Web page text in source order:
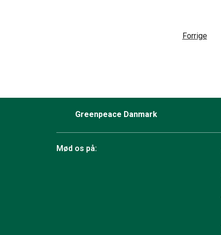
Forrige
Greenpeace Danmark
Mød os på: